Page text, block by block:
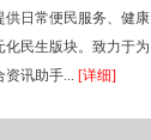
供日常便民服务、健康
化民生版块。致力于为
资讯助手... [详细]